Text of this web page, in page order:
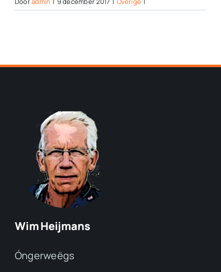
Wim Heijmans
Óngerweëgs